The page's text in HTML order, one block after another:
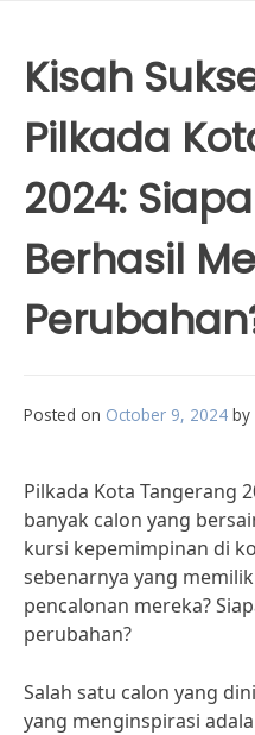
Kisah
Pilkada
2024:
Berhasil
Posted on October 9, 2024 by
Pilkada Kota Tangerang
banyak calon yang
kursi kepemimpinan di
sebenarnya yang
pencalonan mereka?
perubahan?
Salah satu calon yang
yang menginspirasi